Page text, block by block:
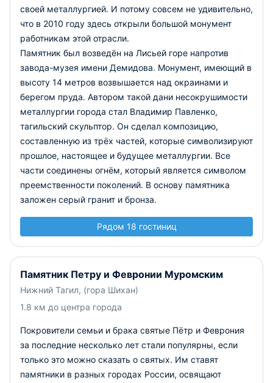
своей металлургией. И потому совсем не удивительно,
что в 2010 году здесь открыли большой монумент
работникам этой отрасли.
Памятник был возведён на Лисьей горе напротив
завода-музея имени Демидова. Монумент, имеющий в
высоту 14 метров возвышается над окраинами и
берегом пруда. Автором такой дани несокрушимости
металлургии города стал Владимир Павленко,
тагильский скульптор. Он сделал композицию,
составленную из трёх частей, которые символизируют
прошлое, настоящее и будущее металлургии. Все
части соединены огнём, который является символом
преемственности поколений. В основу памятника
заложен серый гранит и бронза.
Рядом 18 гостиниц
Памятник Петру и Февронии Муромским
Нижний Тагил, (гора Шихан)
1.8 км до центра города
Покровители семьи и брака святые Пётр и Феврония
за последние несколько лет стали популярны, если
только это можно сказать о святых. Им ставят
памятники в разных городах России, освящают